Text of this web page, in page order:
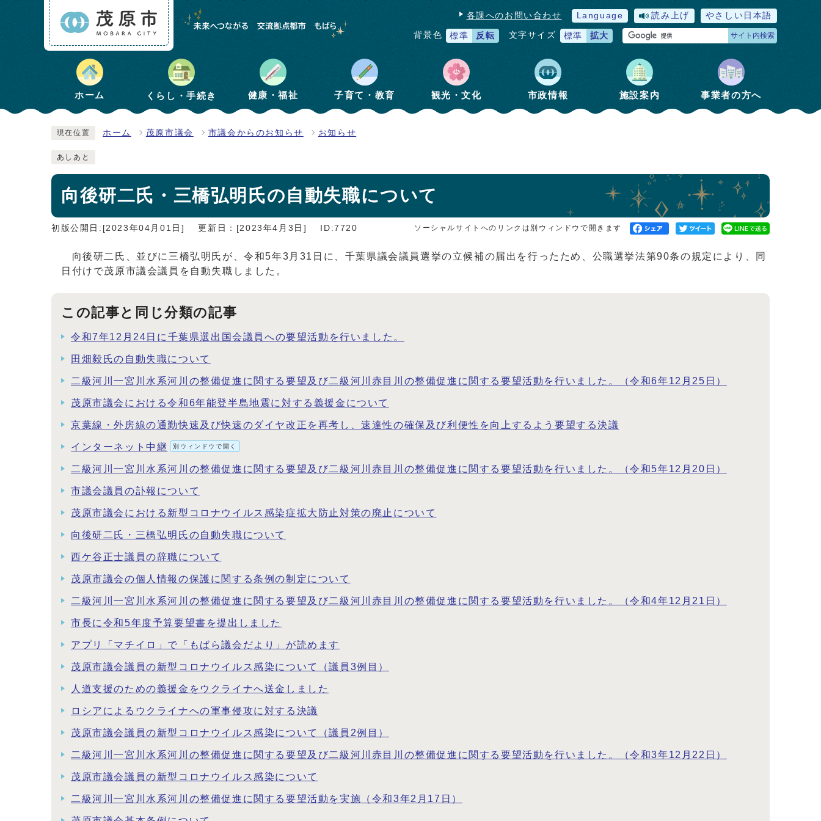
各課へのお問い合わせ Language 読み上げ やさしい日本語
背景色 標準 反転 文字サイズ 標準 拡大 サイト内検索
ホーム くらし・手続き 健康・福祉 子育て・教育 観光・文化 市政情報 施設案内 事業者の方へ
現在位置 ホーム 茂原市議会 市議会からのお知らせ お知らせ
あしあと
向後研二氏・三橋弘明氏の自動失職について
初版公開日:[2023年04月01日] 更新日：[2023年4月3日] ID:7720 ソーシャルサイトへのリンクは別ウィンドウで開きます
向後研二氏、並びに三橋弘明氏が、令和5年3月31日に、千葉県議会議員選挙の立候補の届出を行ったため、公職選挙法第90条の規定により、同
日付けで茂原市議会議員を自動失職しました。
この記事と同じ分類の記事
令和7年12月24日に千葉県選出国会議員への要望活動を行いました。
田畑毅氏の自動失職について
二級河川一宮川水系河川の整備促進に関する要望及び二級河川赤目川の整備促進に関する要望活動を行いました。（令和6年12月25日）
茂原市議会における令和6年能登半島地震に対する義援金について
京葉線・外房線の通勤快速及び快速のダイヤ改正を再考し、速達性の確保及び利便性を向上するよう要望する決議
インターネット中継 別ウィンドウで開く
二級河川一宮川水系河川の整備促進に関する要望及び二級河川赤目川の整備促進に関する要望活動を行いました。（令和5年12月20日）
市議会議員の訃報について
茂原市議会における新型コロナウイルス感染症拡大防止対策の廃止について
向後研二氏・三橋弘明氏の自動失職について
西ケ谷正士議員の辞職について
茂原市議会の個人情報の保護に関する条例の制定について
二級河川一宮川水系河川の整備促進に関する要望及び二級河川赤目川の整備促進に関する要望活動を行いました。（令和4年12月21日）
市長に令和5年度予算要望書を提出しました
アプリ「マチイロ」で「もばら議会だより」が読めます
茂原市議会議員の新型コロナウイルス感染について（議員3例目）
人道支援のための義援金をウクライナへ送金しました
ロシアによるウクライナへの軍事侵攻に対する決議
茂原市議会議員の新型コロナウイルス感染について（議員2例目）
二級河川一宮川水系河川の整備促進に関する要望及び二級河川赤目川の整備促進に関する要望活動を行いました。（令和3年12月22日）
茂原市議会議員の新型コロナウイルス感染について
二級河川一宮川水系河川の整備促進に関する要望活動を実施（令和3年2月17日）